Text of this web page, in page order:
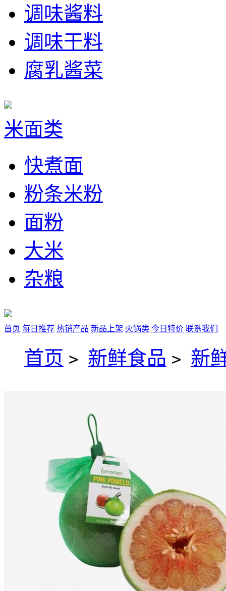
调味酱料
调味干料
腐乳酱菜
米面类
快煮面
粉条米粉
面粉
大米
杂粮
首页 每日推荐 热销产品 新品上架 火锅类 今日特价 联系我们
首页 > 新鲜食品 > 新